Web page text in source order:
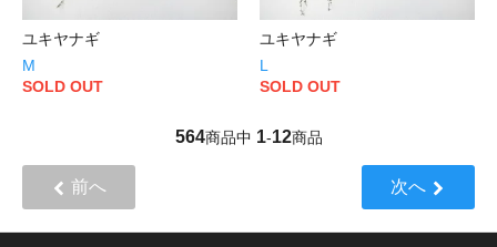
ユキヤナギ
M
SOLD OUT
ユキヤナギ
L
SOLD OUT
564商品中 1-12商品
前へ 次へ